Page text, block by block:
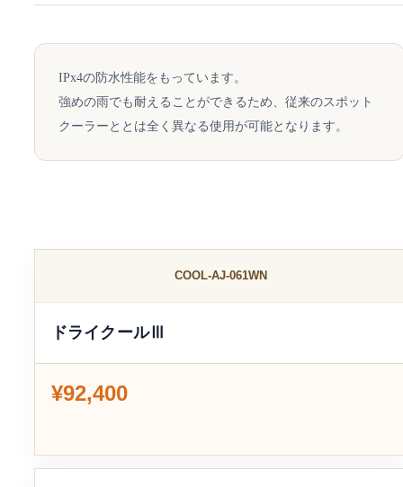
IPx4の防水性能をもっています。
強めの雨でも耐えることができるため、従来のスポット
クーラーととは全く異なる使用が可能となります。
COOL-AJ-061WN
ドライクールⅢ
¥92,400